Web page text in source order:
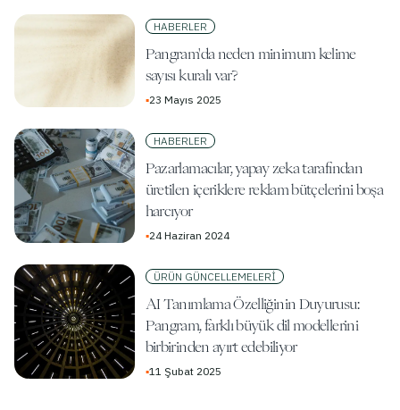
HABERLER
Pangram'da neden minimum kelime
sayısı kuralı var?
▪23 Mayıs 2025
HABERLER
Pazarlamacılar, yapay zeka tarafından
üretilen içeriklere reklam bütçelerini boşa
harcıyor
▪24 Haziran 2024
ÜRÜN GÜNCELLEMELERI
AI Tanımlama Özelliğinin Duyurusu:
Pangram, farklı büyük dil modellerini
birbirinden ayırt edebiliyor
▪11 Şubat 2025